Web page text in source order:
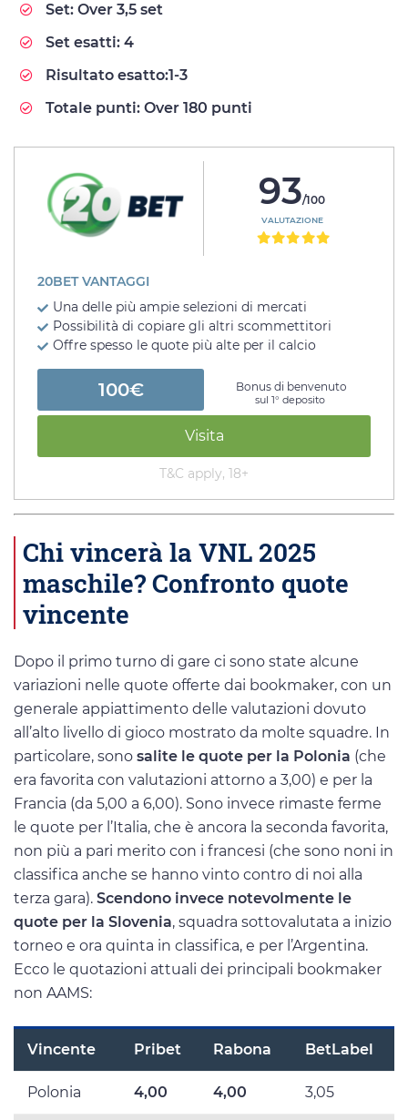
Set: Over 3,5 set
Set esatti: 4
Risultato esatto:1-3
Totale punti: Over 180 punti
93/100
VALUTAZIONE
20BET VANTAGGI
Una delle più ampie selezioni di mercati
Possibilità di copiare gli altri scommettitori
Offre spesso le quote più alte per il calcio
100€ Bonus di benvenuto
sul 1° deposito
Visita
T&C apply, 18+
Chi vincerà la VNL 2025
maschile? Confronto quote
vincente
Dopo il primo turno di gare ci sono state alcune
variazioni nelle quote offerte dai bookmaker, con un
generale appiattimento delle valutazioni dovuto
all’alto livello di gioco mostrato da molte squadre. In
particolare, sono salite le quote per la Polonia (che
era favorita con valutazioni attorno a 3,00) e per la
Francia (da 5,00 a 6,00). Sono invece rimaste ferme
le quote per l’Italia, che è ancora la seconda favorita,
non più a pari merito con i francesi (che sono noni in
classifica anche se hanno vinto contro di noi alla
terza gara). Scendono invece notevolmente le
quote per la Slovenia, squadra sottovalutata a inizio
torneo e ora quinta in classifica, e per l’Argentina.
Ecco le quotazioni attuali dei principali bookmaker
non AAMS:
Vincente Pribet Rabona BetLabel
Polonia 4,00 4,00 3,05